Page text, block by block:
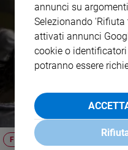
FRATE SOLE, SORA TERRA
annunci su
Selezionando
attivati annunci
cookie o
potranno essere